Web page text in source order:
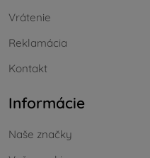
Vrátenie
Reklamácia
Kontakt
Informácie
Naše značky